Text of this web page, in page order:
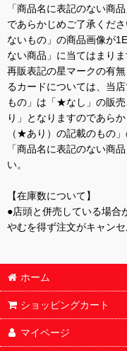
「商品名に表記のない商
であらかじめご了承くだ
ないもの」の商品画像が
ない商品」に当てはまり
再販表記の星マークの有
るカードについては、当
もの」は「★なし」の販
り」となりますのであら
（★あり）の記載のもの
「商品名に表記のない商
い。
【在庫数について】
●店頭と併売している場合
やむを得ず注文がキャン
ホーム
ショッピングカート
マイページ